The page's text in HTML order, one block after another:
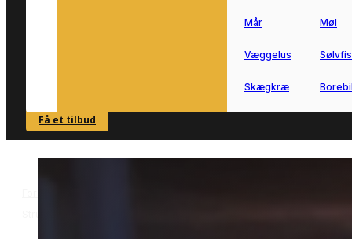
SE OVERSIGT
Mår Møl
Væggelus
Skægkræ
Få et tilbud